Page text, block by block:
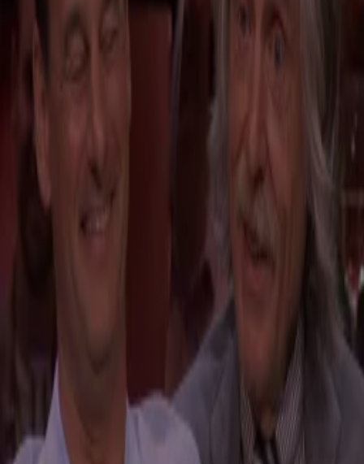
30 mei 2025, 16:11
Lekker man
Telefoon van man uit het publiek gaat plots af: 'Je staat voor een miljoen mensen voor lul!'
21 mei 2025, 13:32
Lekker man
René en Johan lachen om fragment uit de oude doos: 'Wordt hij ondertiteld?'
20 mei 2025, 10:13
Anekdotes